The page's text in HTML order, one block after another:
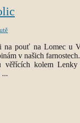
pouť na Lomec u
v našich
kolem Lenky
...